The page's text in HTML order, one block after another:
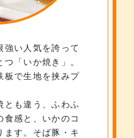
強い人気を誇って
「いか焼き」。
板で生地を挟みプ
とも違う、ふわふ
食感と、いかのコ
ます。そば豚・キ